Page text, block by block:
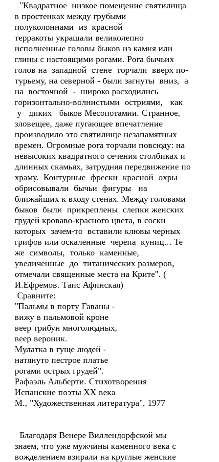
"Квадратное низкое помещение святилища
в простенках между грубыми
полуколоннами из красной
терракоты украшали великолепно
исполненные головы быков из камня или
глины с настоящими рогами. Рога бычьих
голов на западной стене торчали вверх по-
турьему, на северной - были загнуты вниз, а
на восточной - широко расходились
горизонтально-волнистыми остриями, как
у диких быков Месопотамии. Странное,
зловещее, даже пугающее впечатление
производило это святилище незапамятных
времен. Огромные рога торчали повсюду: на
невысоких квадратного сечения столбиках и
длинных скамьях, затрудняя передвижение по
храму. Контурные фрески красной охры
обрисовывали бычьи фигуры на
ближайших к входу стенах. Между головами
быков были прикреплены слепки женских
грудей кроваво-красного цвета, в соски
которых зачем-то вставили клювы черных
грифов или оскаленные черепа куниц... Те
же символы, только каменные,
увеличенные до титанических размеров,
отмечали священные места на Крите". (
И.Ефремов. Таис Афинская)
Сравните:
"Пальмы в порту Гаваны -
вижу в пальмовой кроне
веер трибун многолюдных,
веер вероник.
Мулатка в гуще людей -
натянуто пестрое платье
рогами острых грудей".
Рафаэль Альберти. Стихотворения
Испанские поэты XX века
М., "Художественная литература", 1977
Благодаря Венере Виллендорфской мы
знаем, что уже мужчины каменного века с
вожделением взирали на круглые женские